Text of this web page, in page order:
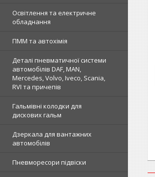
Освітлення та електричне
обладнання
ПММ та автохімія
Деталі пневматичної системи
автомобілів DAF, MAN,
Mercedes, Volvo, Iveco, Scania,
RVI та причепів
Гальмівні колодки для
дискових гальм
Дзеркала для вантажних
автомобілів
Пневморесори підвіски